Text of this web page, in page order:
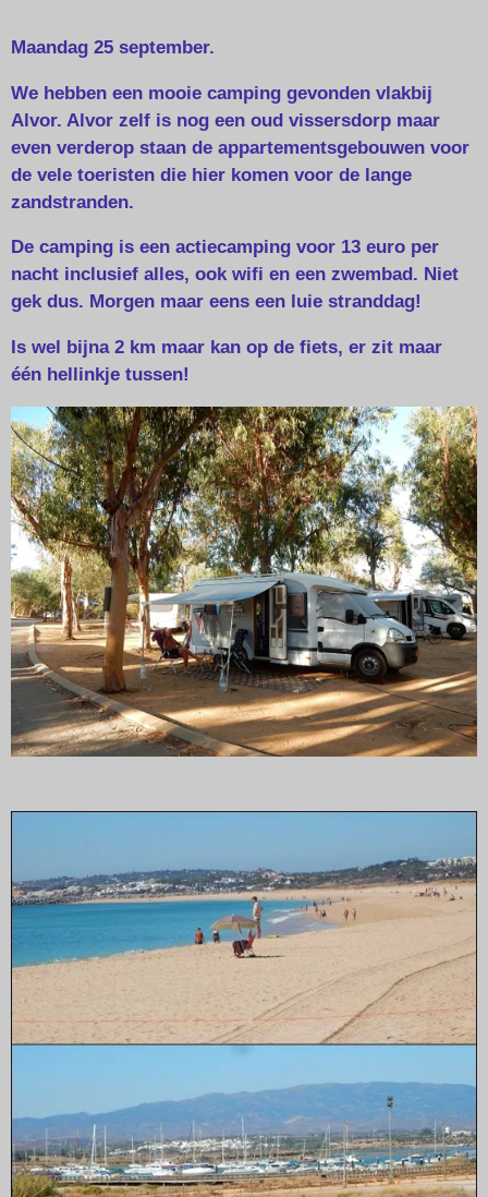
Maandag 25 september.
We hebben een mooie camping gevonden vlakbij
Alvor. Alvor zelf is nog een oud vissersdorp maar
even verderop staan de appartementsgebouwen voor
de vele toeristen die hier komen voor de lange
zandstranden.
De camping is een actiecamping voor 13 euro per
nacht inclusief alles, ook wifi en een zwembad. Niet
gek dus. Morgen maar eens een luie stranddag!
Is wel bijna 2 km maar kan op de fiets, er zit maar
één hellinkje tussen!